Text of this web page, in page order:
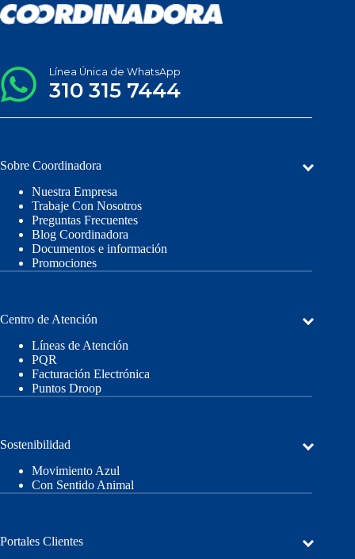
Línea Única de WhatsApp
310 315 7444
Sobre Coordinadora
Nuestra Empresa
Trabaje Con Nosotros
Preguntas Frecuentes
Blog Coordinadora
Documentos e información
Promociones
Centro de Atención
Líneas de Atención
PQR
Facturación Electrónica
Puntos Droop
Sostenibilidad
Movimiento Azul
Con Sentido Animal
Portales Clientes